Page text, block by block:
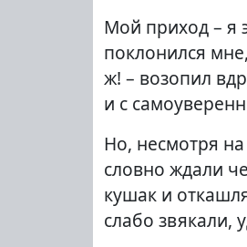
Мой приход – я
поклонился
ж! – возопил
и с
Но, несмотря
словно ждали
кушак и
слабо звякали,